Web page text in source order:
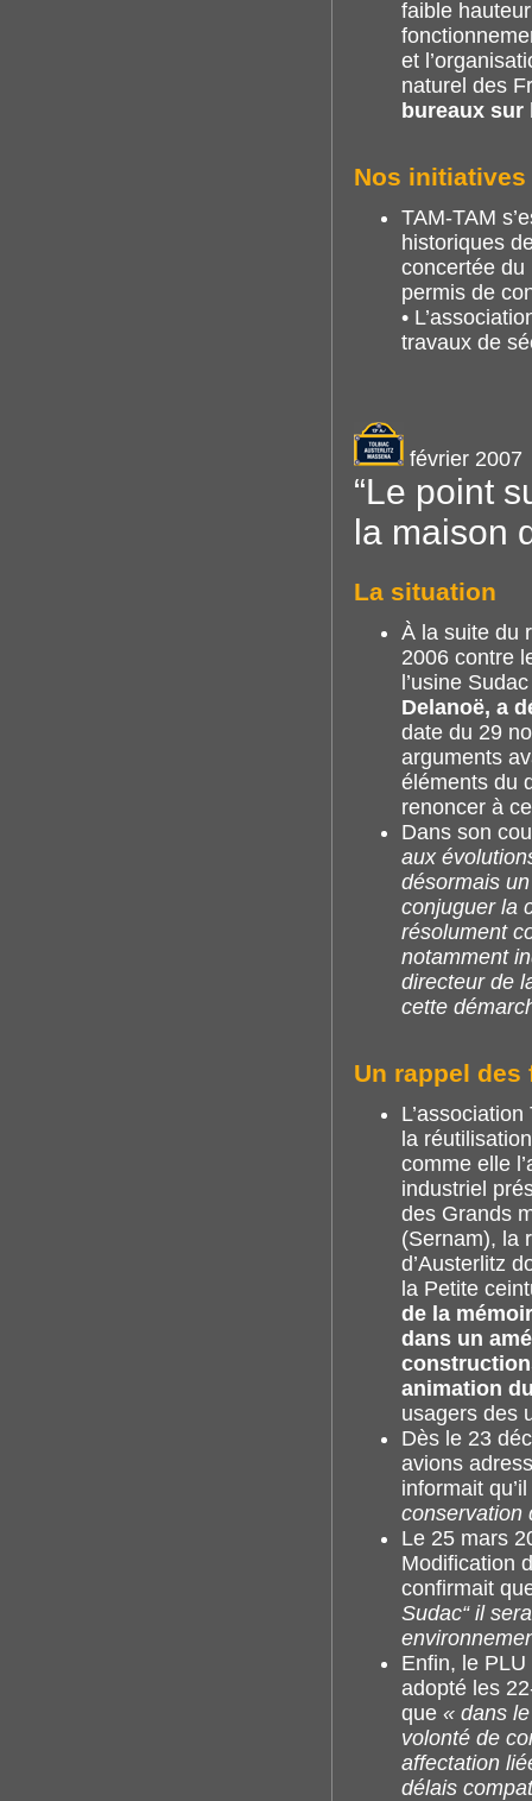
faible
et
naturel des
bureaux sur
Nos initiatives
TAM-TAM
historiques
concertée du
permis de
•
travaux de
février 2007
“Le point
la maison
La situation
À la suite du
2006 contre
l’usine
Delanoë, a
date du 29
arguments
éléments du
renoncer à
Dans son
aux
désormais
conjuguer la
résolument
notamment
directeur de
cette
Un rappel des
la
comme elle
industriel
des Grands
(Sernam), la
d’Austerlitz
la Petite
de la
dans un
animation
usagers des
Dès le 23
avions
informait
conservation
Le 25 mars
Modification
confirmait
Sudac“ il
Enfin, le
adopté les
que « dans
volonté de
affectation
délais